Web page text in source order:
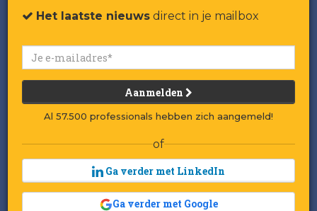
Het laatste nieuws direct in je mailbox
Aanmelden
Al 57.500 professionals hebben zich aangemeld!
of
Ga verder met LinkedIn
Ga verder met Google